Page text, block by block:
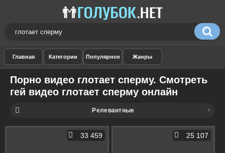
Порно видео глотает сперму. Смотреть
гей видео глотает сперму онлайн
Релевантные
33 459 25 107